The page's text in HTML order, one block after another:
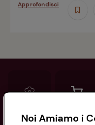
Approfondisci
Conad Spesa online
Noi Amiamo i